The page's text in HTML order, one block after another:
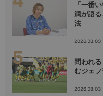
「一番
潤が語
法
2026.08.03
問われ
むジェ
2026.08.03